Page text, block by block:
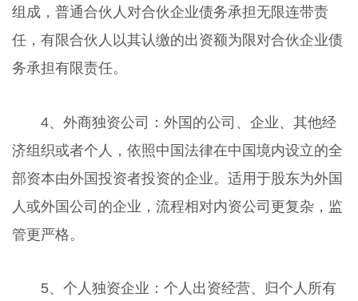
组成，普通合伙人对合伙企业债务承担无限连带责
任，有限合伙人以其认缴的出资额为限对合伙企业债
务承担有限责任。
4、外商独资公司：外国的公司、企业、其他经
济组织或者个人，依照中国法律在中国境内设立的全
部资本由外国投资者投资的企业。适用于股东为外国
人或外国公司的企业，流程相对内资公司更复杂，监
管更严格。
5、个人独资企业：个人出资经营、归个人所有